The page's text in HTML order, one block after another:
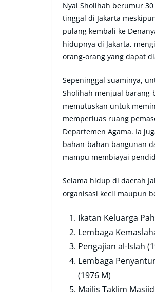
Nyai Sholihah berumur
tinggal di Jakarta
pulang kembali ke
hidupnya di Jakarta,
orang-orang yang dapat
Sepeninggal suaminya,
Sholihah menjual
memutuskan untuk
memperluas ruang
Departemen Agama. Ia
bahan-bahan bangunan
mampu membiayai
Selama hidup di daerah
organisasi kecil maupun
Ikatan Keluarga
Lembaga
Pengajian al-Islah
Lembaga
(1976 M)
Majlis Taklim